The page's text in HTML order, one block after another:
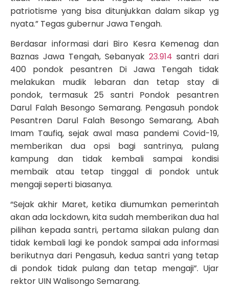
patriotisme yang bisa ditunjukkan dalam sikap yg
nyata.” Tegas gubernur Jawa Tengah.
Berdasar informasi dari Biro Kesra Kemenag dan
Baznas Jawa Tengah, Sebanyak 23.914 santri dari
400 pondok pesantren Di Jawa Tengah tidak
melakukan mudik lebaran dan tetap stay di
pondok, termasuk 25 santri Pondok pesantren
Darul Falah Besongo Semarang. Pengasuh pondok
Pesantren Darul Falah Besongo Semarang, Abah
Imam Taufiq, sejak awal masa pandemi Covid-19,
memberikan dua opsi bagi santrinya, pulang
kampung dan tidak kembali sampai kondisi
membaik atau tetap tinggal di pondok untuk
mengaji seperti biasanya.
“Sejak akhir Maret, ketika diumumkan pemerintah
akan ada lockdown, kita sudah memberikan dua hal
pilihan kepada santri, pertama silakan pulang dan
tidak kembali lagi ke pondok sampai ada informasi
berikutnya dari Pengasuh, kedua santri yang tetap
di pondok tidak pulang dan tetap mengaji”. Ujar
rektor UIN Walisongo Semarang.